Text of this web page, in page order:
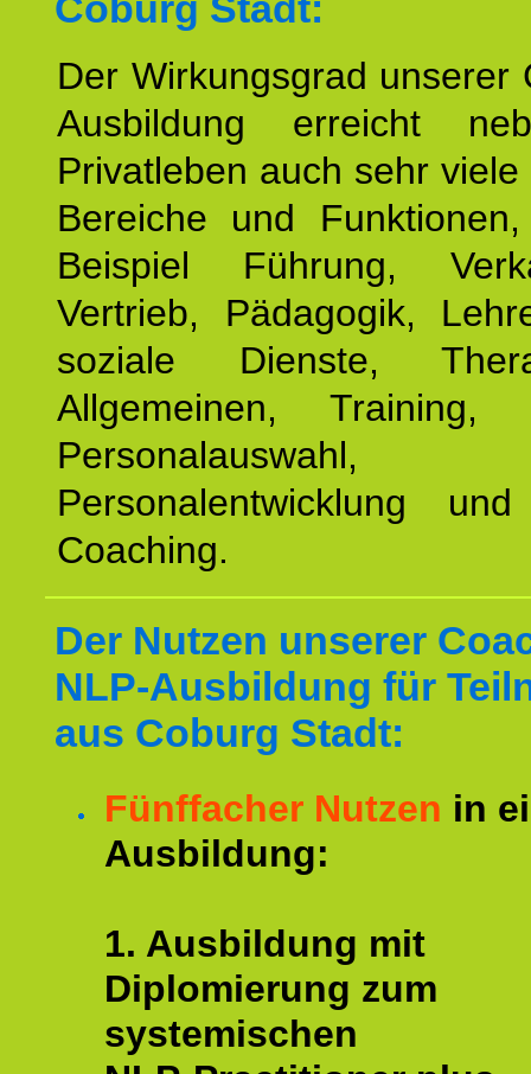
Der Wirkungsgrad unserer
Ausbildung erreicht
Privatleben auch sehr
Bereiche und
Beispiel Führung,
Vertrieb, Pädagogik,
soziale Dienste,
Allgemeinen, Training,
Personalauswahl,
Personalentwicklung
Coaching.
Der Nutzen unserer
NLP-Ausbildung für
aus Coburg Stadt:
Fünffacher Nutzen in
Ausbildung:
1. Ausbildung mit
Diplomierung zum
systemischen